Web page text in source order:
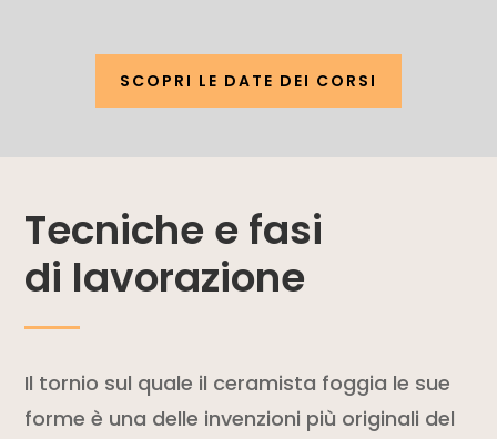
SCOPRI LE DATE DEI CORSI
Tecniche e fasi
di lavorazione
Il tornio sul quale il ceramista foggia le sue
forme è una delle invenzioni più originali del